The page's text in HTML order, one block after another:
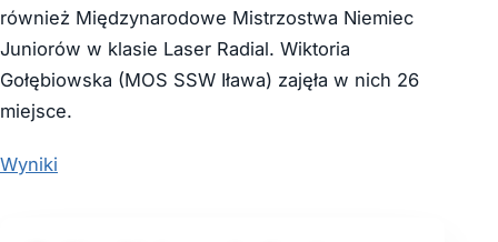
również Międzynarodowe Mistrzostwa Niemiec
Juniorów w klasie Laser Radial. Wiktoria
Gołębiowska (MOS SSW Iława) zajęła w nich 26
miejsce.
Wyniki